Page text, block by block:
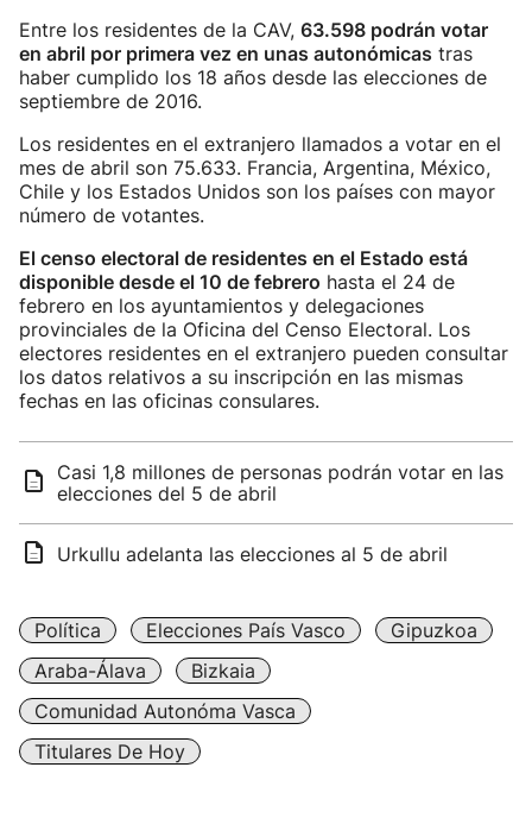
Entre los residentes de la CAV, 63.598 podrán votar
en abril por primera vez en unas autonómicas tras
haber cumplido los 18 años desde las elecciones de
septiembre de 2016.
Los residentes en el extranjero llamados a votar en el
mes de abril son 75.633. Francia, Argentina, México,
Chile y los Estados Unidos son los países con mayor
número de votantes.
El censo electoral de residentes en el Estado está
disponible desde el 10 de febrero hasta el 24 de
febrero en los ayuntamientos y delegaciones
provinciales de la Oficina del Censo Electoral. Los
electores residentes en el extranjero pueden consultar
los datos relativos a su inscripción en las mismas
fechas en las oficinas consulares.
Casi 1,8 millones de personas podrán votar en las
elecciones del 5 de abril
Urkullu adelanta las elecciones al 5 de abril
Política Elecciones País Vasco
Gipuzkoa
Araba-Álava
Bizkaia
Comunidad Autonóma Vasca
Titulares De Hoy